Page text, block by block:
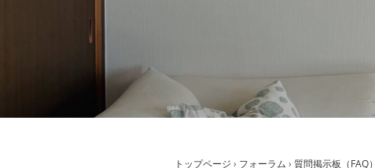
トップページ › フォーラム › 質問掲示板（FAQ）